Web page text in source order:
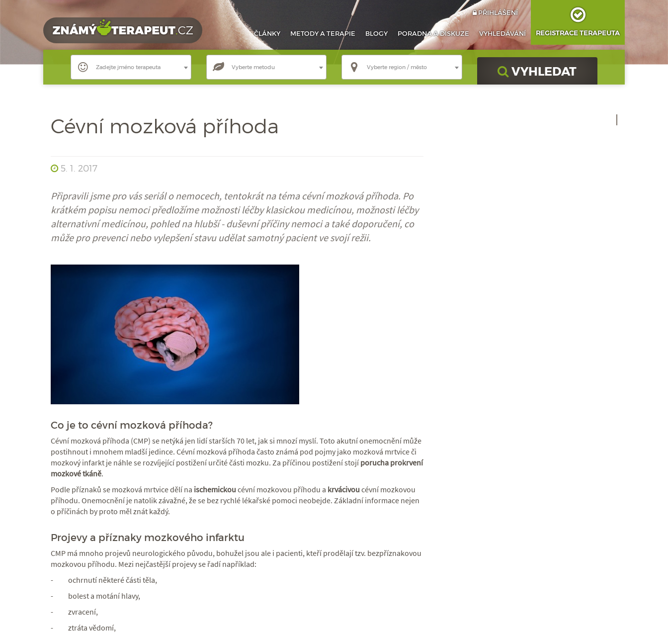
ČLÁNKY METODYA TERAPIE BLOGY PORADNAA DISKUZE VYHLEDÁVÁNÍ
PŘIHLÁŠENÍ
REGISTRACE TERAPEUTA
Zadejte jméno terapeuta Vyberte metodu Vyberte region / město VYHLEDAT
Cévní mozková příhoda
5. 1. 2017
Připravili jsme pro vás seriál o nemocech, tentokrát na téma cévní mozková příhoda. Po
krátkém popisu nemoci předložíme možnosti léčby klasickou medicínou, možnosti léčby
alternativní medicínou, pohled na hlubší - duševní příčiny nemoci a také doporučení, co
může pro prevenci nebo vylepšení stavu udělat samotný pacient ve svojí režii.
Co je to cévní mozková příhoda?
Cévní mozková příhoda (CMP) se netýká jen lidí starších 70 let, jak si mnozí myslí. Toto akutní onemocnění může
postihnout i mnohem mladší jedince. Cévní mozková příhoda často známá pod pojmy jako mozková mrtvice či
mozkový infarkt je náhle se rozvíjející postižení určité části mozku. Za příčinou postižení stojí porucha prokrvení
mozkové tkáně.
Podle příznaků se mozková mrtvice dělí na ischemickou cévní mozkovou příhodu a krvácivou cévní mozkovou
příhodu. Onemocnění je natolik závažné, že se bez rychlé lékařské pomoci neobejde. Základní informace nejen
o příčinách by proto měl znát každý.
Projevy a příznaky mozkového infarktu
CMP má mnoho projevů neurologického původu, bohužel jsou ale i pacienti, kteří prodělají tzv. bezpříznakovou
mozkovou příhodu. Mezi nejčastější projevy se řadí například:
- ochrnutí některé části těla,
- bolest a motání hlavy,
- zvracení,
- ztráta vědomí,